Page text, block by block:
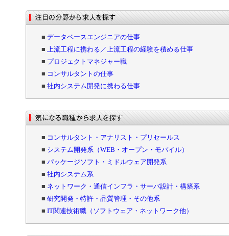
■ データベースエンジニアの仕事
■
上流工程に携わる／上流工程の経験を積める仕事
■ プロジェクトマネジャー職
■ コンサルタントの仕事
■ 社内システム開発に携わる仕事
■ コンサルタント・アナリスト・プリセールス
■ システム開発系（WEB・オープン・モバイル）
■ パッケージソフト・ミドルウェア開発系
■ 社内システム系
■ ネットワーク・通信インフラ・サーバ設計・構築系
■ 研究開発・特許・品質管理・その他系
■ IT関連技術職（ソフトウェア・ネットワーク他）